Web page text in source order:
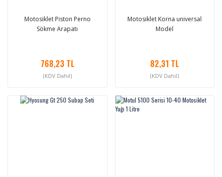
Motosiklet Piston Perno
Sökme Arapatı
768,23 TL
(KDV Dahil)
Motosiklet Korna universal
Model
82,31 TL
(KDV Dahil)